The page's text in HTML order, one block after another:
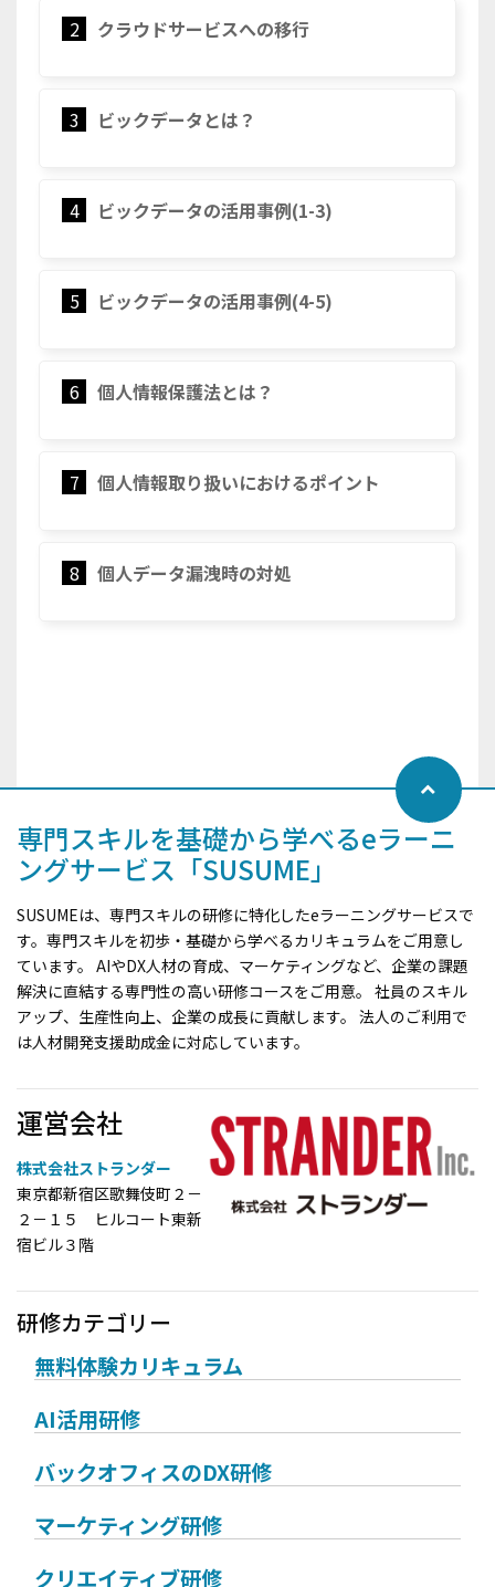
2 クラウドサービスへの移行
3 ビックデータとは？
4 ビックデータの活用事例(1-3)
5 ビックデータの活用事例(4-5)
6 個人情報保護法とは？
7 個人情報取り扱いにおけるポイント
8 個人データ漏洩時の対処
専門スキルを基礎から学べるeラーニ
ングサービス「SUSUME」
SUSUMEは、専門スキルの研修に特化したeラーニングサービスで
す。専門スキルを初歩・基礎から学べるカリキュラムをご用意し
ています。 AIやDX人材の育成、マーケティングなど、企業の課題
解決に直結する専門性の高い研修コースをご用意。 社員のスキル
アップ、生産性向上、企業の成長に貢献します。 法人のご利用で
は人材開発支援助成金に対応しています。
運営会社
株式会社ストランダー
東京都新宿区歌舞伎町２－
２－１５ ヒルコート東新
宿ビル３階
研修カテゴリー
無料体験カリキュラム
AI活用研修
バックオフィスのDX研修
マーケティング研修
クリエイティブ研修